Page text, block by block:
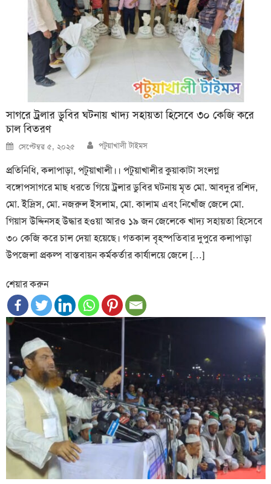
সাগরে ট্রলার ডুবির ঘটনায় খাদ্য সহায়তা হিসেবে ৩০ কেজি করে
চাল বিতরণ
Posted
on
সেপ্টেম্বর ৫, ২০২৫ Author
পটুয়াখালী টাইমস
প্রতিনিধি, কলাপাড়া, পটুয়াখালী।। পটুয়াখালীর কুয়াকাটা সংলগ্ন
বঙ্গোপসাগরে মাছ ধরতে গিয়ে ট্রলার ডুবির ঘটনায় মৃত মো. আবদুর রশিদ,
মো. ইদ্রিস, মো. নজরুল ইসলাম, মো. কালাম এবং নিখোঁজ জেলে মো.
গিয়াস উদ্দিনসহ উদ্ধার হওয়া আরও ১৯ জন জেলেকে খাদ্য সহায়তা হিসেবে
৩০ কেজি করে চাল দেয়া হয়েছে। গতকাল বৃহস্পতিবার দুপুরে কলাপাড়া
উপজেলা প্রকল্প বাস্তবায়ন কর্মকর্তার কার্যালয়ে জেলে […]
শেয়ার করুন